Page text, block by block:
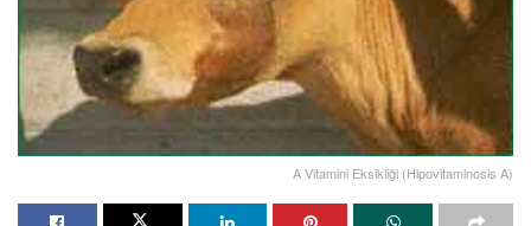
A Vitamini Eksikliği (Hipovitaminosis A)